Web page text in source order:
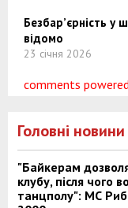
Безбар’єрність
відомо
23 січня 2026
comments
Головні новини
"Байкерам
клубу, після чого
танцполу": МС